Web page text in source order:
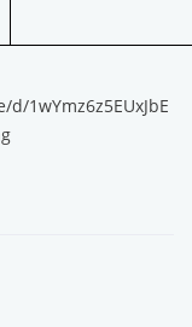
1wYmz6z5EUxJbE